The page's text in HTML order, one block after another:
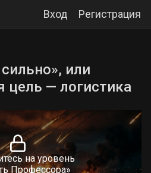
Вход Регистрация
или
цель — логистика
на уровень
Профессора»